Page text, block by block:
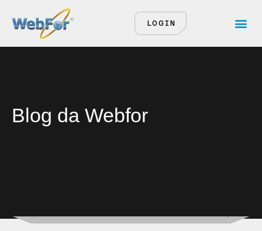
LOGIN
Blog da Webfor